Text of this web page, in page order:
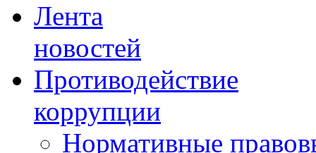
Лента
новостей
Противодействие
коррупции
Нормативные